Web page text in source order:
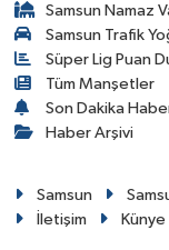
Samsun Namaz
Samsun Trafik
Süper Lig Puan
Tüm Manşetler
Son Dakika
Haber Arşivi
Samsun
İletişim
Künye